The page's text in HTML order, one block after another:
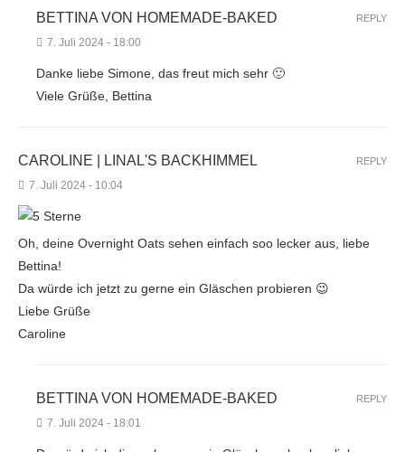
BETTINA VON HOMEMADE-BAKED
7. Juli 2024 - 18:00
Danke liebe Simone, das freut mich sehr 🙂
Viele Grüße, Bettina
REPLY
CAROLINE | LINAL'S BACKHIMMEL
7. Juli 2024 - 10:04
Oh, deine Overnight Oats sehen einfach soo lecker aus, liebe
Bettina!
Da würde ich jetzt zu gerne ein Gläschen probieren 😉
Liebe Grüße
Caroline
REPLY
BETTINA VON HOMEMADE-BAKED
7. Juli 2024 - 18:01
REPLY